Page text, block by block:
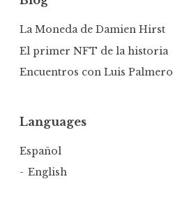
La Moneda de Damien Hirst
El primer NFT de la historia
Encuentros con Luis Palmero
Languages
Español
English